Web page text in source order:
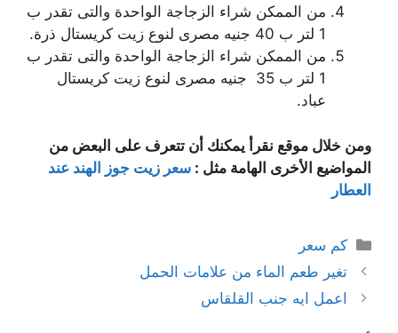
من الممكن شراء الزجاجة الواحدة والتى تقدر ب
1 لتر ب 40 جنيه مصرى لنوع زيت كريستال ذرة.
من الممكن شراء الزجاجة الواحدة والتى تقدر ب
1 لتر ب 35 جنيه مصرى لنوع زيت كريستال
عباد.
ومن خلال موقع نقرأ يمكنك أن تتعرف على البعض من
المواضيع الأخرى الهامة مثل : سعر زيت جوز الهند عند
العطار
التصنيفات
كم سعر
تغير طعم الماء من علامات الحمل
اعمل ايه جنب القلقاس